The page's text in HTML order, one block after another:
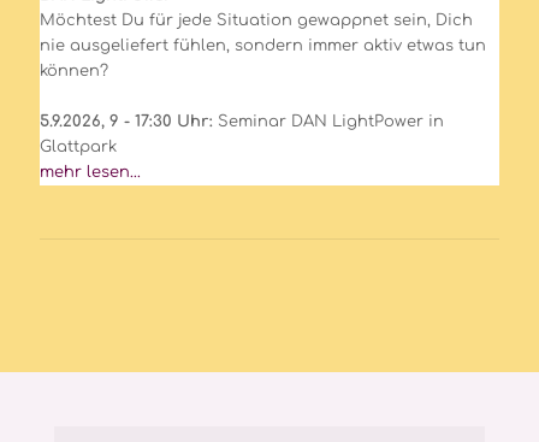
Möchtest Du für jede Situation gewappnet sein, Dich
nie ausgeliefert fühlen, sondern immer aktiv etwas tun
können?
5.9.2026, 9 - 17:30 Uhr: Seminar DAN LightPower in
Glattpark
mehr lesen...